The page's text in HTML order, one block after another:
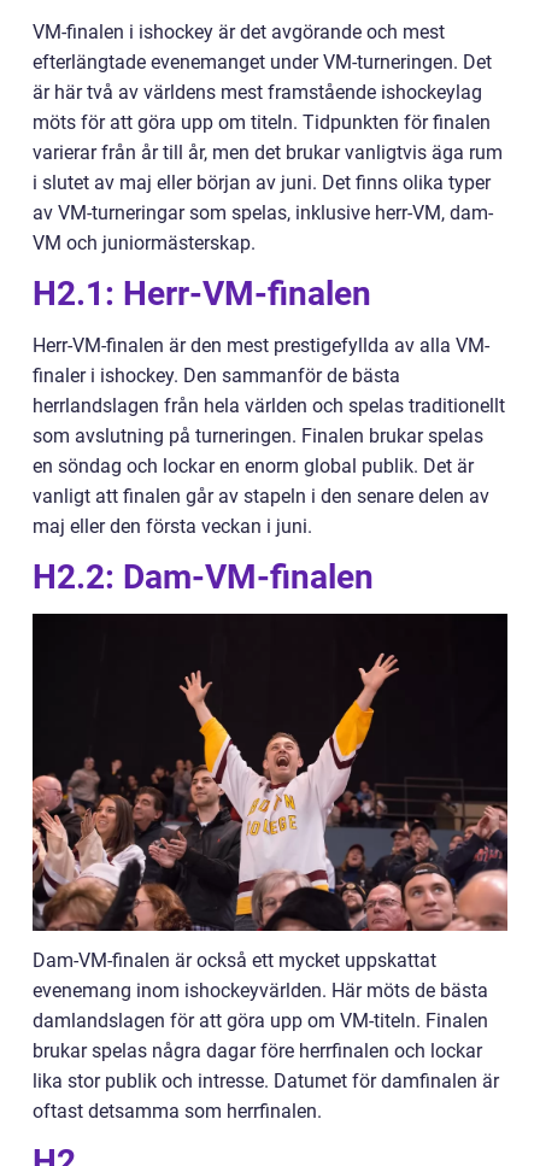
VM-finalen i ishockey är det avgörande och mest
efterlängtade evenemanget under VM-turneringen. Det
är här två av världens mest framstående ishockeylag
möts för att göra upp om titeln. Tidpunkten för finalen
varierar från år till år, men det brukar vanligtvis äga rum
i slutet av maj eller början av juni. Det finns olika typer
av VM-turneringar som spelas, inklusive herr-VM, dam-
VM och juniormästerskap.
H2.1: Herr-VM-finalen
Herr-VM-finalen är den mest prestigefyllda av alla VM-
finaler i ishockey. Den sammanför de bästa
herrlandslagen från hela världen och spelas traditionellt
som avslutning på turneringen. Finalen brukar spelas
en söndag och lockar en enorm global publik. Det är
vanligt att finalen går av stapeln i den senare delen av
maj eller den första veckan i juni.
H2.2: Dam-VM-finalen
Dam-VM-finalen är också ett mycket uppskattat
evenemang inom ishockeyvärlden. Här möts de bästa
damlandslagen för att göra upp om VM-titeln. Finalen
brukar spelas några dagar före herrfinalen och lockar
lika stor publik och intresse. Datumet för damfinalen är
oftast detsamma som herrfinalen.